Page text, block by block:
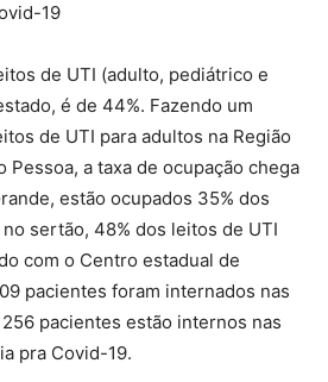
19
de UTI (adulto, pediátrico e
é de 44%. Fazendo um
de UTI para adultos na Região
Pessoa, a taxa de ocupação chega
estão ocupados 35% dos
sertão, 48% dos leitos de UTI
com o Centro estadual de
pacientes foram internados nas
pacientes estão internos nas
pra Covid-19.